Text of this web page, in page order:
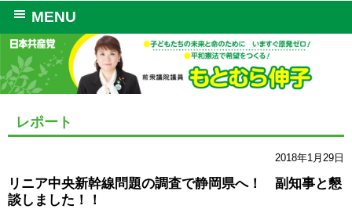
MENU
レポート
2018年1月29日
リニア中央新幹線問題の調査で静岡県へ！ 副知事と懇
談しました！！